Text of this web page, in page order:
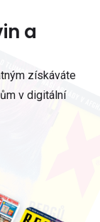
a
získáváte
v digitální